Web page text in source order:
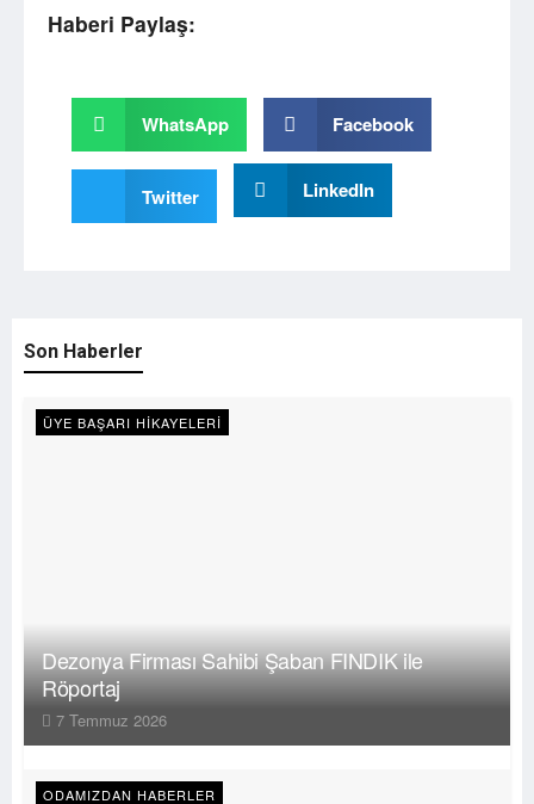
Haberi Paylaş:
WhatsApp Facebook
Twitter LinkedIn
Son Haberler
ÜYE BAŞARI HIKAYELERI
Dezonya Firması Sahibi Şaban FINDIK ile
Röportaj
7 Temmuz 2026
ODAMIZDAN HABERLER